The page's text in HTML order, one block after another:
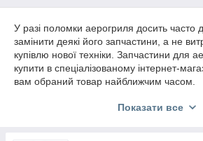
У разі поломки аерогриля досить часто
замінити деякі його запчастини, а не
купівлю нової техніки. Запчастини для
купити в спеціалізованому інтернет-
вам обраний товар найближчим часом.
Запчастини для аерогрилів
Показати все